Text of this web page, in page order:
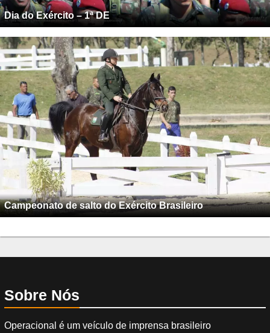
Dia do Exército – 1ª DE
Campeonato de salto do Exército Brasileiro
Sobre Nós
Operacional é um veículo de imprensa brasileiro